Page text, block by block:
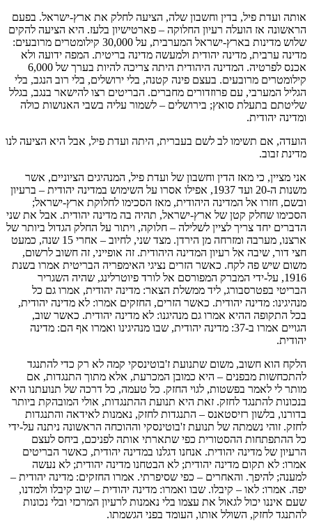
אותה ועדת פיל, בדין וחשבון שלה, הציעה לחלק את ארץ-ישראל. בפעם
הראשונה אז הועלה רעיון החלוקה – פארטישיון בלעז. היא הציעה להקים
שלוש מדינות בארץ-ישראל המערבית, על 30,000 קילומטרים מרובעים:
מדינה ערבית, מדינה יהודית ולמעשה מדינה בריטית. המפה ידועה ולא
אכנס לפרטיה. המדינה היהודית היתה צריכה להיות בערך של 6,000
קילומטרים מרובעים. בעצם פינה קטנה, בלי ירושלים, בלי רוב הנגב, בלי
הגליל המערבי, עם פרוזדורים מחברים. הבריטים רצו להישאר בנגב, בגלל
שליטתם בתעלת סואץ; בירושלים – לשמור עליה בשבי האנושות כולה
ומדינה יהודית.
הועדה, אם תשימו לב לשם בעברית, היתה ועדת פיל, אבל היא הציעה לנו
מדינת זבוב.
אני מציין, כי מאז הדין וחשבון של ועדת פיל, המנהיגים הציוניים, אשר
משנות ה-20 ועד 1937, אפילו אסרו על השימוש במדינה יהודית – ברעיון
ובשם, חזרו אל המדינה היהודית, מאז הסכימו לחלוקת ארץ-ישראל;
הסכימו שחלק קטן של ארץ-ישראל, תהיה בה מדינה יהודית. אבל את שני
הדברים יחד צריך לציין לשלילה – חלוקה, ויתור על החלק הגדול ביותר של
ארצנו, מערבה ומזרחה מן הירדן. מצד שני, לחיוב – אחרי 15 שנה, כמעט
חצי דור, שיבה אל רעיון המדינה היהודית. זה אופייני, זה חשוב לרשום,
משום שיש פה לקח. כאשר הזרים נציגי האימפריה הבריטית אמרו בשנת
1916, על-ידי המברק המפורסם אל לורד פיוטרלינג, שהיה השגריר
הבריטי בפטרסבורג, ליד ממשלת הצאר: מדינה יהודית, אמרו גם כל
מנהיגינו: מדינה יהודית. כאשר הזרים, החזקים אמרו: לא מדינה יהודית,
בכל התקופה ההיא אמרו גם מנהיגנו: לא מדינה יהודית. כאשר שוב,
הגויים אמרו ב-37: מדינה יהודית, שבו מנהיגינו ואמרו אף הם: מדינה
יהודית.
הלקח הוא חשוב, משום שתנועת ז'בוטינסקי קמה לא רק כדי להתנגד
להתכחשות מבפנים – היא כמובן המכרעת, אלא מתוך התנגדות, אם
מותר לי לאמר בפשטות, לגוי החזק. כל טעמה, כל דרכה של תנועתנו היא
בנכונות להתנגד לחזק. זאת היא תנועת ההתנגדות, אולי המובהקת ביותר
בדורנו, בלשון רזיסטאנס – התנגדות לחזק, נאמנות לאידאה והתנגדות
לחזק. זוהי נשמתה של תנועת ז'בוטינסקי וההוכחה הראשונה ניתנה על-ידי
כל ההתפתחות ההסטורית כפי שתארתי אותה לפניכם, ביחס לעצם
הרעיון של מדינה יהודית. אנחנו דגלנו במדינה יהודית, כאשר הבריטים
אמרו: לא תקום מדינה יהודית; לא הבטחנו מדינה יהודית; לא נעשה
למענה; להיפך. והאחרים – כפי שסיפרתי. אמרו החזקים: מדינה יהודית –
יפה. אמרו: לאו – קיבלו. שבו ואמרו: מדינה יהודית – שוב קיבלו ולמדנו,
שעם איננו יכול לגאול את עצמו בלי נאמנות לרעיון המרכזי ובלי נכונות
להתנגד לחזק, השולל אותו, העומד בפני הגשמתו.